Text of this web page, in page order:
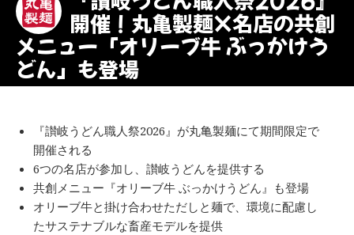
開催！丸亀製麺×名店の共創
メニュー「オリーブ牛 ぶっかけう
どん」も登場
『讃岐うどん職人祭2026』が丸亀製麺にて期間限定で
開催される
6つの名店が参加し、讃岐うどんを提供する
共創メニュー『オリーブ牛 ぶっかけうどん』も登場
オリーブ牛と掛け合わせただしと麺で、環境に配慮し
たサステナブルな畜産モデルを提供